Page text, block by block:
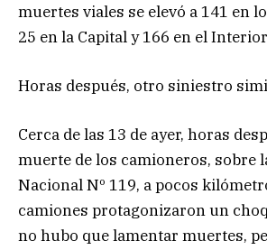
muertes viales se elevó a 141 en
25 en la Capital y 166 en el
Horas después, otro siniestro
Cerca de las 13 de ayer, horas
muerte de los camioneros, sobre
Nacional Nº 119, a pocos
camiones protagonizaron un
no hubo que lamentar muertes,